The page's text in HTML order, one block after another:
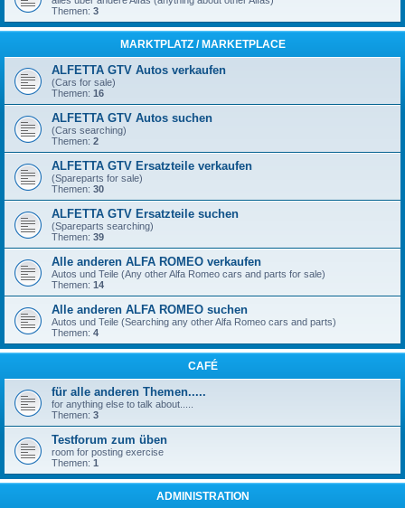
Themen: 3
MARKTPLATZ / MARKETPLACE
ALFETTA GTV Autos verkaufen
(Cars for sale)
Themen: 16
ALFETTA GTV Autos suchen
(Cars searching)
Themen: 2
ALFETTA GTV Ersatzteile verkaufen
(Spareparts for sale)
Themen: 30
ALFETTA GTV Ersatzteile suchen
(Spareparts searching)
Themen: 39
Alle anderen ALFA ROMEO verkaufen
Autos und Teile (Any other Alfa Romeo cars and parts for sale)
Themen: 14
Alle anderen ALFA ROMEO suchen
Autos und Teile (Searching any other Alfa Romeo cars and parts)
Themen: 4
CAFÉ
für alle anderen Themen.....
for anything else to talk about.....
Themen: 3
Testforum zum üben
room for posting exercise
Themen: 1
ADMINISTRATION